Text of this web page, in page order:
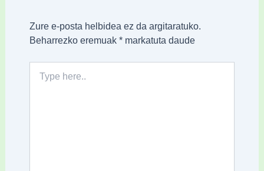
Zure e-posta helbidea ez da argitaratuko.
Beharrezko eremuak *markatuta daude
here..